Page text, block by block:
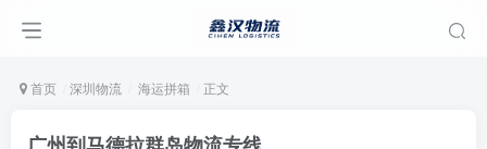
首页 深圳物流 海运拼箱 正文